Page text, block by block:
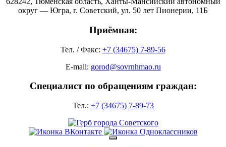
округ — Югра, г. Советский, ул. 50 лет Пионерии, 11Б
Приёмная:
Тел. / Факс: +7 (34675) 7-89-56
E-mail: gorod@sovrnhmao.ru
Специалист по обращениям граждан:
Тел.: +7 (34675) 7-89-73